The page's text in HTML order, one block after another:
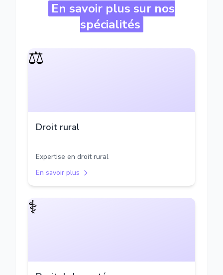
En savoir plus sur nos
spécialités
⚖️
Droit rural
Expertise en droit rural
En savoir plus
⚕️